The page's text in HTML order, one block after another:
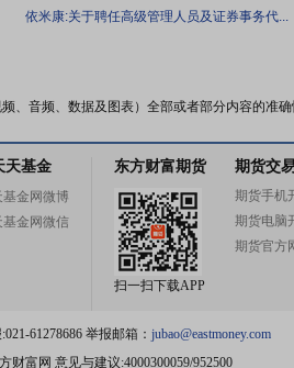
依米康:关于聘任高级管理人员及证券事务代...
、音频、数据及图表）全部或者部分内容的准
天基金
基金网微博
基金网微信
东方财富期货
扫一扫下载APP
期货交
期货手机
期货电脑
期货官方
61278686 举报邮箱： jubao@eastmoney.com
财富网 意见与建议:4000300059/952500